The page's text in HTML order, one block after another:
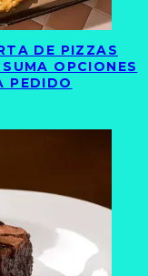
DE PIZZAS
OPCIONES
PEDIDO